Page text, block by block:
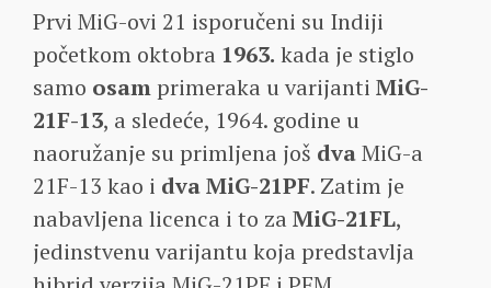
Prvi MiG-ovi 21 isporučeni su Indiji
početkom oktobra 1963. kada je stiglo
samo osam primeraka u varijanti MiG-
21F-13, a sledeće, 1964. godine u
naoružanje su primljena još dvaMiG-a
21F-13 kao i dva MiG-21PF. Zatim je
nabavljena licenca i to za MiG-21FL,
jedinstvenu varijantu koja predstavlja